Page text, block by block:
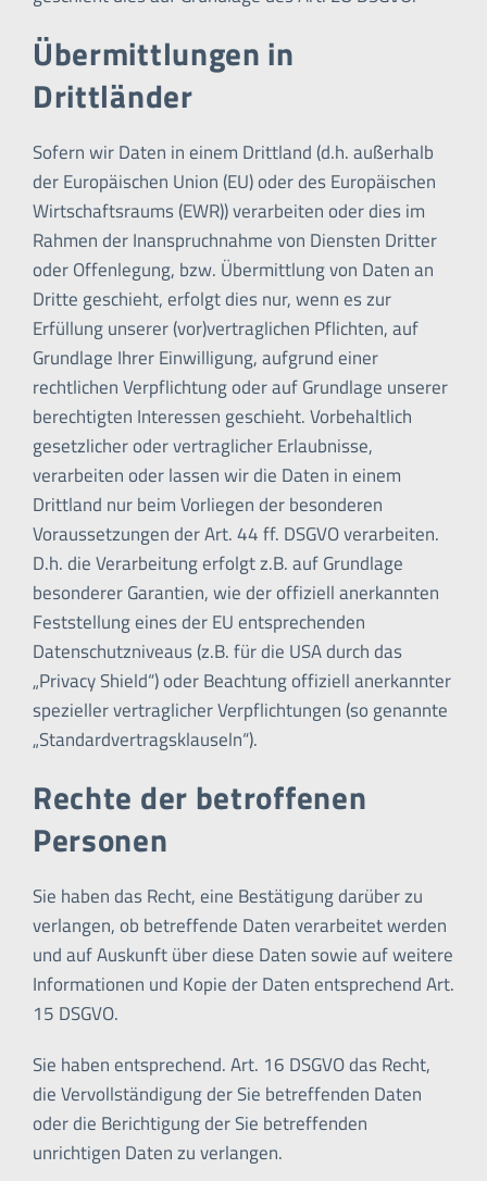
Übermittlungen in
Drittländer
Sofern wir Daten in einem Drittland (d.h. außerhalb
der Europäischen Union (EU) oder des Europäischen
Wirtschaftsraums (EWR)) verarbeiten oder dies im
Rahmen der Inanspruchnahme von Diensten Dritter
oder Offenlegung, bzw. Übermittlung von Daten an
Dritte geschieht, erfolgt dies nur, wenn es zur
Erfüllung unserer (vor)vertraglichen Pflichten, auf
Grundlage Ihrer Einwilligung, aufgrund einer
rechtlichen Verpflichtung oder auf Grundlage unserer
berechtigten Interessen geschieht. Vorbehaltlich
gesetzlicher oder vertraglicher Erlaubnisse,
verarbeiten oder lassen wir die Daten in einem
Drittland nur beim Vorliegen der besonderen
Voraussetzungen der Art. 44 ff. DSGVO verarbeiten.
D.h. die Verarbeitung erfolgt z.B. auf Grundlage
besonderer Garantien, wie der offiziell anerkannten
Feststellung eines der EU entsprechenden
Datenschutzniveaus (z.B. für die USA durch das
„Privacy Shield“) oder Beachtung offiziell anerkannter
spezieller vertraglicher Verpflichtungen (so genannte
„Standardvertragsklauseln“).
Rechte der betroffenen
Personen
Sie haben das Recht, eine Bestätigung darüber zu
verlangen, ob betreffende Daten verarbeitet werden
und auf Auskunft über diese Daten sowie auf weitere
Informationen und Kopie der Daten entsprechend Art.
15 DSGVO.
Sie haben entsprechend. Art. 16 DSGVO das Recht,
die Vervollständigung der Sie betreffenden Daten
oder die Berichtigung der Sie betreffenden
unrichtigen Daten zu verlangen.